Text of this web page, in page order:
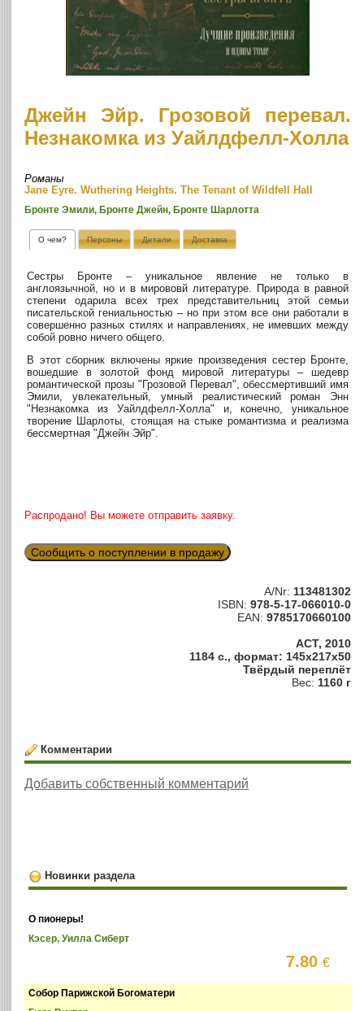
Джейн Эйр. Грозовой перевал.
Незнакомка из Уайлдфелл-Холла
Романы
Jane Eyre. Wuthering Heights. The Tenant of Wildfell Hall
Бронте Эмили, Бронте Джейн, Бронте Шарлотта
О чем? Персоны Детали Доставка
Сестры Бронте – уникальное явление не только в
англоязычной, но и в мирововй литературе. Природа в равной
степени одарила всех трех представительниц этой семьи
писательской гениальностью – но при этом все они работали в
совершенно разных стилях и направлениях, не имевших между
собой ровно ничего общего.
В этот сборник включены яркие произведения сестер Бронте,
вошедшие в золотой фонд мировой литературы – шедевр
романтической прозы "Грозовой Перевал", обессмертивший имя
Эмили, увлекательный, умный реалистический роман Энн
"Незнакомка из Уайлдфелл-Холла" и, конечно, уникальное
творение Шарлоты, стоящая на стыке романтизма и реализма
бессмертная "Джейн Эйр".
Распродано! Вы можете отправить заявку.
Сообщить о поступлении в продажу
A/Nr: 113481302
ISBN: 978-5-17-066010-0
EAN: 9785170660100
АСТ, 2010
1184 с., формат: 145x217x50
Твёрдый переплёт
Вес: 1160 г
Комментарии
Добавить собственный комментарий
Новинки раздела
О пионеры!
Кэсер, Уилла Сиберт
7.80€
Собор Парижской Богоматери